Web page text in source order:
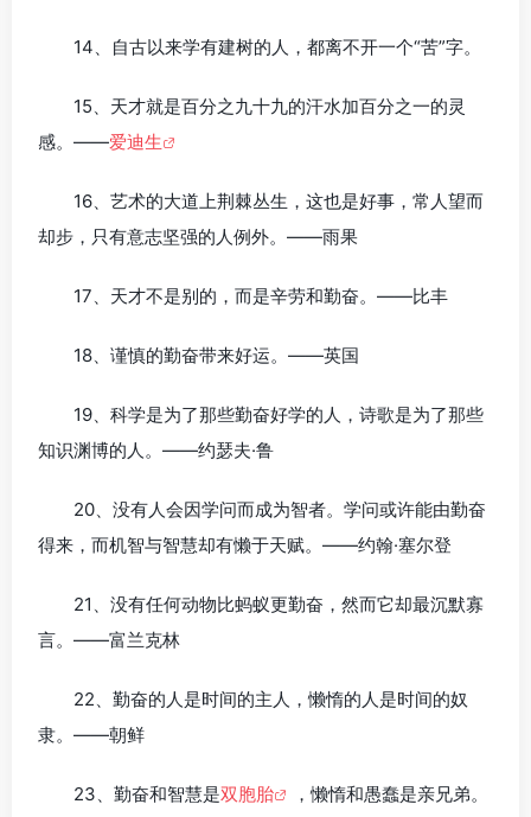
14、自古以来学有建树的人，都离不开一个“苦”字。
15、天才就是百分之九十九的汗水加百分之一的灵
感。——爱迪生
16、艺术的大道上荆棘丛生，这也是好事，常人望而
却步，只有意志坚强的人例外。——雨果
17、天才不是别的，而是辛劳和勤奋。——比丰
18、谨慎的勤奋带来好运。——英国
19、科学是为了那些勤奋好学的人，诗歌是为了那些
知识渊博的人。——约瑟夫·鲁
20、没有人会因学问而成为智者。学问或许能由勤奋
得来，而机智与智慧却有懒于天赋。——约翰·塞尔登
21、没有任何动物比蚂蚁更勤奋，然而它却最沉默寡
言。——富兰克林
22、勤奋的人是时间的主人，懒惰的人是时间的奴
隶。——朝鲜
23、勤奋和智慧是双胞胎
，懒惰和愚蠢是亲兄弟。